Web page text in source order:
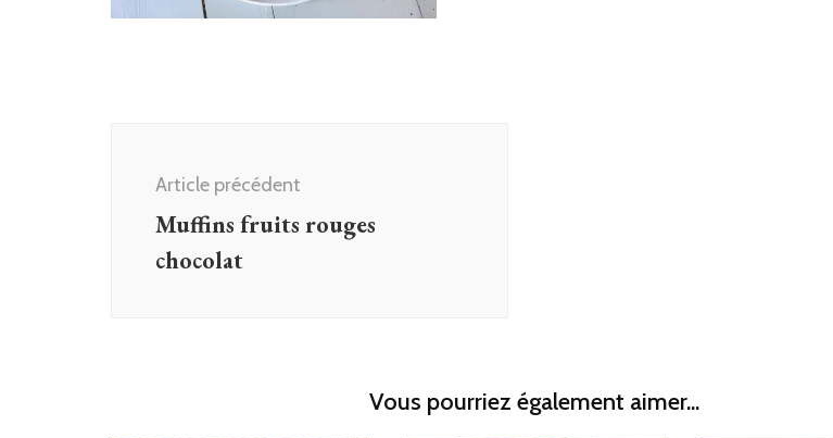
d'article
Article précédent
Muffins fruits rouges
chocolat
Vous pourriez également aimer...